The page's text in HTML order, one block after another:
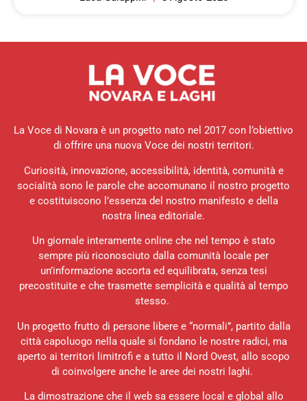
La Voce di Novara è un progetto nato nel 2017 con l’obiettivo
di offrire una nuova Voce dei nostri territori.
Curiosità, innovazione, accessibilità, identità, comunità e
socialità sono le parole che accomunano il nostro progetto
e costituiscono l’essenza del nostro manifesto e della
nostra linea editoriale.
Un giornale interamente online che nel tempo è stato
sempre più riconosciuto dalla comunità locale per
un’informazione accorta ed equilibrata, senza tesi
precostituite e che trasmette semplicità e qualità al tempo
stesso.
Un progetto frutto di persone libere e “normali”, partito dalla
città capoluogo nella quale si fondano le nostre radici, ma
aperto ai territori limitrofi e a tutto il Nord Ovest, allo scopo
di coinvolgere anche le aree dei nostri laghi.
La dimostrazione che il web sa essere local e global allo